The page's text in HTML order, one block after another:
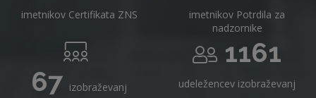
imetnikov Certifikata ZNS
imetnikov Potrdila za
nadzornike
67 izobraževanj
1161
udeležencev izobraževanj